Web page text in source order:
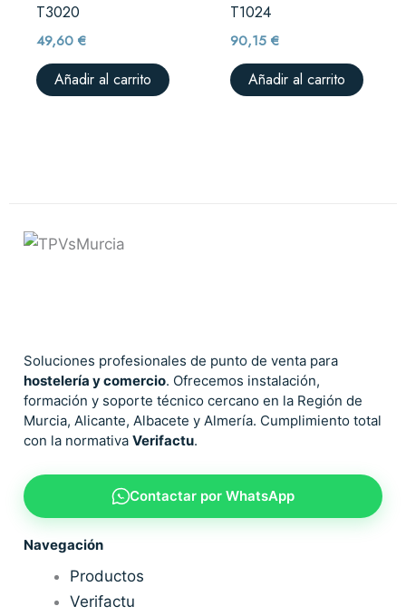
T3020
49,60€
Añadir al carrito
T1024
90,15€
Añadir al carrito
Soluciones profesionales de punto de venta para
hostelería y comercio. Ofrecemos instalación,
formación y soporte técnico cercano en la Región de
Murcia, Alicante, Albacete y Almería. Cumplimiento total
con la normativa Verifactu.
Contactar por WhatsApp
Navegación
Productos
Verifactu